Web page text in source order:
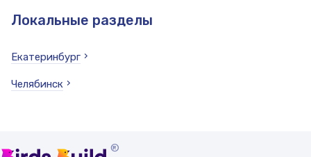
Локальные разделы
Екатеринбург
Челябинск
®